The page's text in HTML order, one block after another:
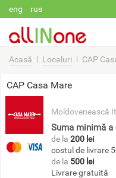
eng rus
Acasă Localuri CAP
CAP Casa Mare
Moldovenească
Suma minimă
de la 200 lei
costul de livrare
de la 500 lei
Livrare gratuită